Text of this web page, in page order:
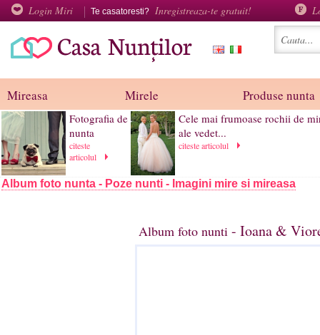
Login Miri Te casatoresti? Inregistreaza-te gratuit!
Mireasa Mirele Produse nunta
Fotografia de
nunta
citeste
articolul
Cele mai frumoase rochii de
ale vedet...
citeste articolul
Album foto nunta - Poze nunti - Imagini mire si mireasa
Album foto nunti - Ioana &